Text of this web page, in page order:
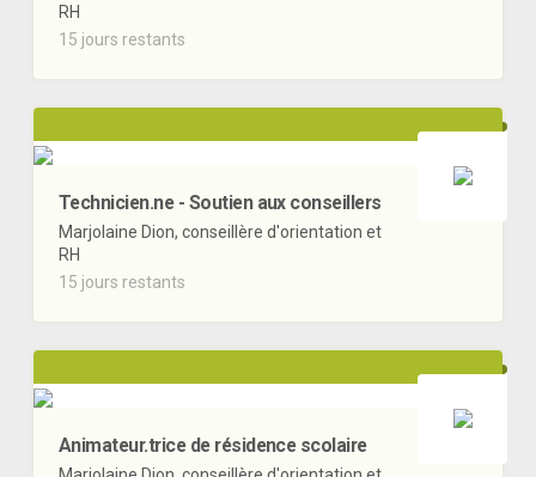
RH
15 jours restants
Technicien.ne - Soutien aux conseillers
Marjolaine Dion, conseillère d'orientation et
RH
15 jours restants
Animateur.trice de résidence scolaire